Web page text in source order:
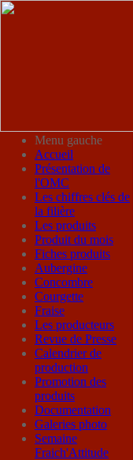
Menu gauche
Accueil
Présentation de
l'OMC
Les chiffres clés de
la filière
Les produits
Produit du mois
Fiches produits
Aubergine
Concombre
Courgette
Fraise
Les producteurs
Revue de Presse
Calendrier de
production
Promotion des
produits
Documentation
Galeries photo
Semaine
Fraich'Attitude